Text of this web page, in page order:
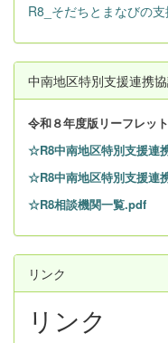
R8_そだちとまなびの
中南地区特別支援連携
令和８年度版リーフレット
☆R8中南地区特別支援
☆R8中南地区特別支援
☆R8相談機関一覧.pdf
リンク
リンク